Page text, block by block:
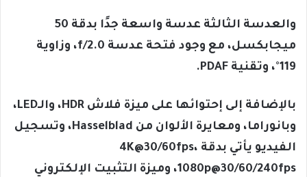
والعدسة الثالثة عدسة واسعة جدًا بدقة 50
ميجابكسل، مع وجود فتحة عدسة f/2.0، وزاوية
119°، وتقنية PDAF.
بالإضافة إلى إحتوائها على ميزة فلاش HDR، والـLED،
وبانوراما، ومعايرة الألوان من Hasselblad، وتسجيل
الفيديو يأتي بدقة 4K@30/60fps،
1080p@30/60/240fps، وميزة التثبيت الإلكتروني